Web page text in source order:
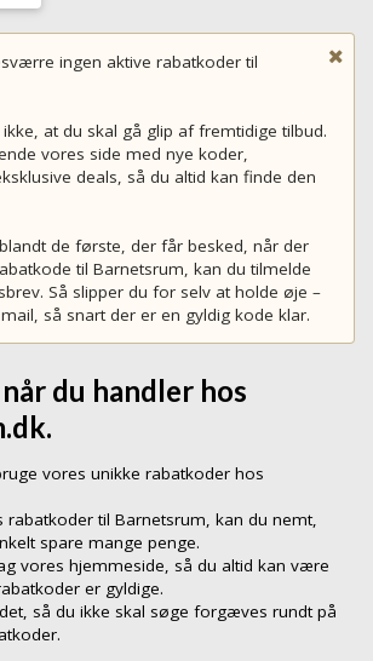
ingen aktive rabatkoder til
at du skal gå glip af fremtidige tilbud.
vores side med nye koder,
deals, så du altid kan finde den
de første, der får besked, når der
til Barnetsrum, kan du tilmelde
Så slipper du for selv at holde øje –
så snart der er en gyldig kode klar.
du handler hos
vores unikke rabatkoder hos
rabatkoder til Barnetsrum, kan du nemt,
spare mange penge.
vores hjemmeside, så du altid kan være
er gyldige.
så du ikke skal søge forgæves rundt på